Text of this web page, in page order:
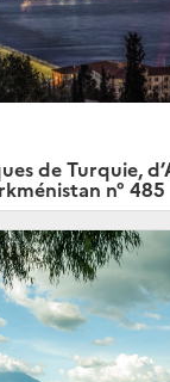
de Turquie,
n° 485